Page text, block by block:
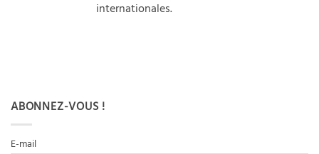
internationales.
ABONNEZ-VOUS !
E-mail